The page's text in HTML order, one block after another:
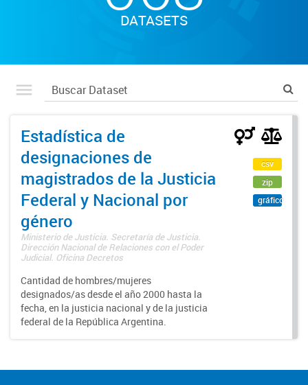
DATASETS
Estadística de
designaciones de
magistrados de la Justicia
Federal y Nacional por
género
Ministerio de Justicia. Secretaría de Justicia.
Dirección Nacional de Relaciones con el Poder
Judicial. Oficina Decretos
Cantidad de hombres/mujeres
designados/as desde el año 2000 hasta la
fecha, en la justicia nacional y de la justicia
federal de la República Argentina.
csv
zip
gráfico